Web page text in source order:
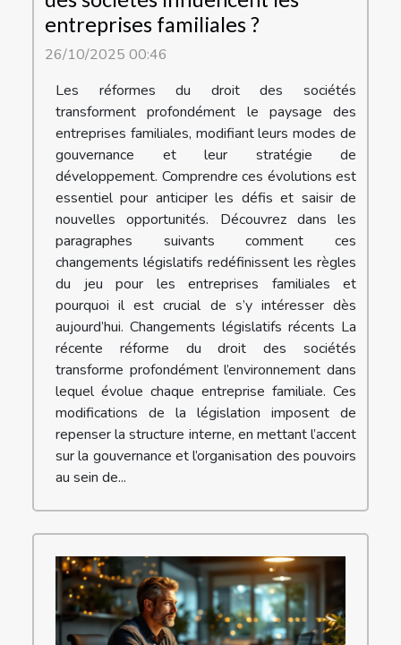
entreprises familiales ?
26/10/2025 00:46
Les réformes du droit des sociétés
transforment profondément le paysage des
entreprises familiales, modifiant leurs modes de
gouvernance et leur stratégie de
développement. Comprendre ces évolutions est
essentiel pour anticiper les défis et saisir de
nouvelles opportunités. Découvrez dans les
paragraphes suivants comment ces
changements législatifs redéfinissent les règles
du jeu pour les entreprises familiales et
pourquoi il est crucial de s’y intéresser dès
aujourd’hui. Changements législatifs récents La
récente réforme du droit des sociétés
transforme profondément l’environnement dans
lequel évolue chaque entreprise familiale. Ces
modifications de la législation imposent de
repenser la structure interne, en mettant l’accent
sur la gouvernance et l’organisation des pouvoirs
au sein de...